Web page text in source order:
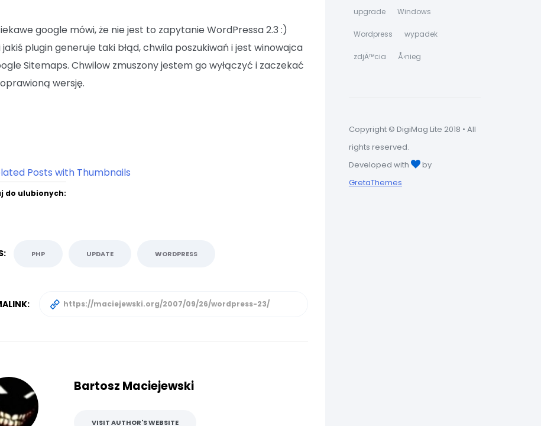
google mówi, że nie jest to zapytanie WordPressa 2.3 :)
jakiś plugin generuje taki błąd, chwila poszukiwań i jest winowajca
Sitemaps. Chwilow zmuszony jestem go wyłączyć i zaczekać
wersję.
do ulubionych:
PHP UPDATE WORDPRESS
Bartosz Maciejewski
VISIT AUTHOR'S WEBSITE
upgrade Windows
Wordpress wypadek
zdjÄ™cia Å›nieg
Copyright © DigiMag Lite 2018 • All
rights reserved.
Developed with
by
GretaThemes